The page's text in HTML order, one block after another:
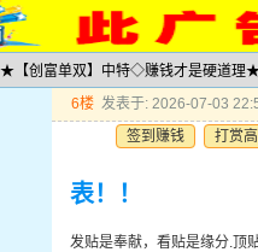
【创富单双】中特◇赚钱才是硬道
6楼 发表于: 2026-07-03
签到赚钱
打赏
表！！
发贴是奉献，看贴是缘分.顶